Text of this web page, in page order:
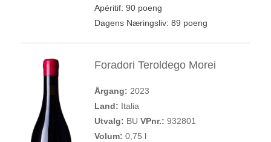
Apéritif: 90 poeng
Dagens Næringsliv: 89 poeng
Foradori Teroldego Morei
Årgang: 2023
Land: Italia
Utvalg: BU VPnr.: 932801
Volum: 0,75 l